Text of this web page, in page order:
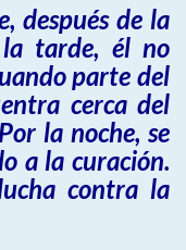
después de la
tarde, él no
parte del
cerca del
la noche, se
a la curación.
contra la